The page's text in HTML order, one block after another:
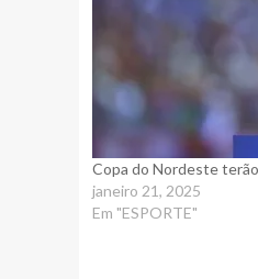
Copa do Nordeste
janeiro 21, 2025
Em "ESPORTE"